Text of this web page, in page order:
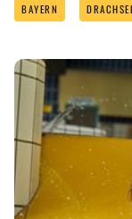
BAYERN